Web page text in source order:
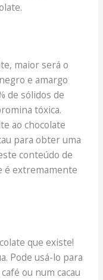
maior será o
e amargo
de sólidos de
tóxica.
ao chocolate
para obter uma
conteúdo de
é extremamente
que existe!
Pode usá-lo para
ou num cacau